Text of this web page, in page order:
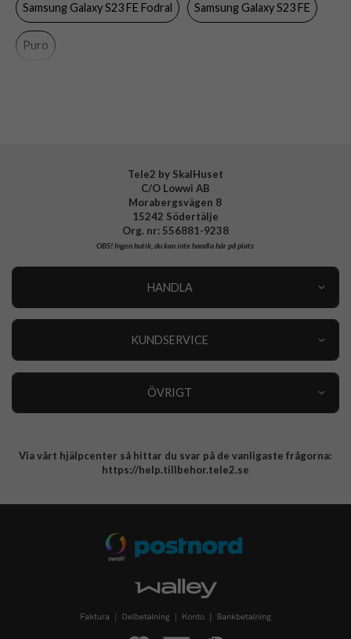
Färg Svart
Material
Samsung Galaxy S23 FE Fodral Samsung Galaxy S23 FE
Puro
Tele2 by SkalHuset
C/O Lowwi AB
Morabergsvägen 8
15242 Södertälje
Org. nr: 556881-9238
OBS!Ingen butik, du kan inte handla här på plats
HANDLA
KUNDSERVICE
ÖVRIGT
Integritetspolicy
Via vårt hjälpcenter så hittar du svar på de vanligaste frågorna:
https://help.tillbehor.tele2.se